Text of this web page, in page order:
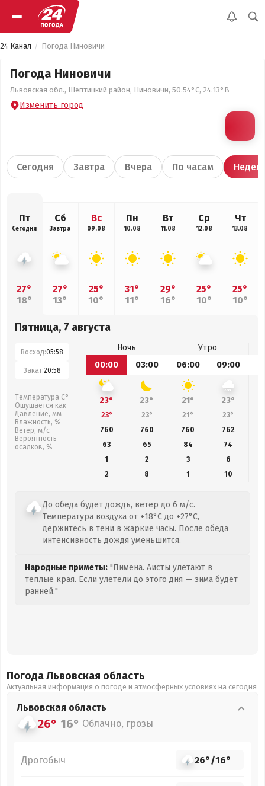
24 Канал Погода Ниновичи
Погода Ниновичи
Львовская обл., Шептицкий район, Ниновичи, 50.54°С, 24.13°В
Изменить город
Сегодня Завтра Вчера По часам
Пт
Сегодня
27°
18°
Сб
Завтра
27°
13°
Вс
09.08
25°
10°
Пн
10.08
31°
11°
Вт
11.08
29°
16°
Ср
12.08
25°
10°
Чт
13.08
25°
10°
Пятница, 7 августа
Восход:05:58
Закат:20:58
Температура С°
Ощущается как
Давление, мм
Влажность, %
Ветер, м/с
Вероятность
осадков, %
Ночь
Утро
00:00
03:00 06:00 09:00
23° 23° 21° 23°
23° 23° 21° 23°
760
760 760 762
63
65 84
74
1
2 3
6
2
8 1 10
До обеда будет дождь, ветер до 6 м/с.
Температура воздуха от +18°C до +27°C,
держитесь в тени в жаркие часы. После обеда
интенсивность дождя уменьшится.
Народные приметы: "Пимена. Аисты улетают в
теплые края. Если улетели до этого дня — зима будет
ранней."
Погода Львовская область
Актуальная информация о погоде и атмосферных условиях на сегодня
Львовская область
26° 16° Облачно, грозы
Дрогобыч 26°/16°